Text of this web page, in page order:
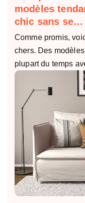
modèles
chic sans se…
Comme promis,
chers. Des
plupart du temps